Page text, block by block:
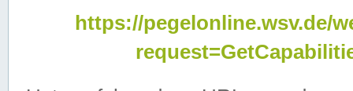
https://pegelonline.wsv.de/